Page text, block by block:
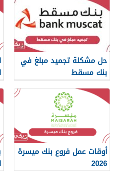
حل مشكلة تجميد مبلغ في
بنك مسقط
أوقات عمل فروع بنك ميسرة
2026